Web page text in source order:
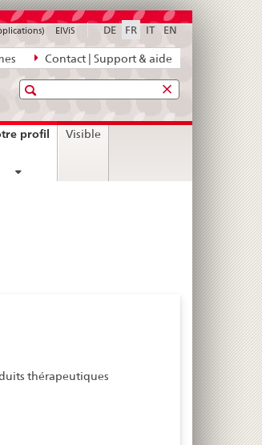
Contact | Support & aide
DE FR IT EN
ElViS
Recherche
profil current
Visible
thérapeutiques